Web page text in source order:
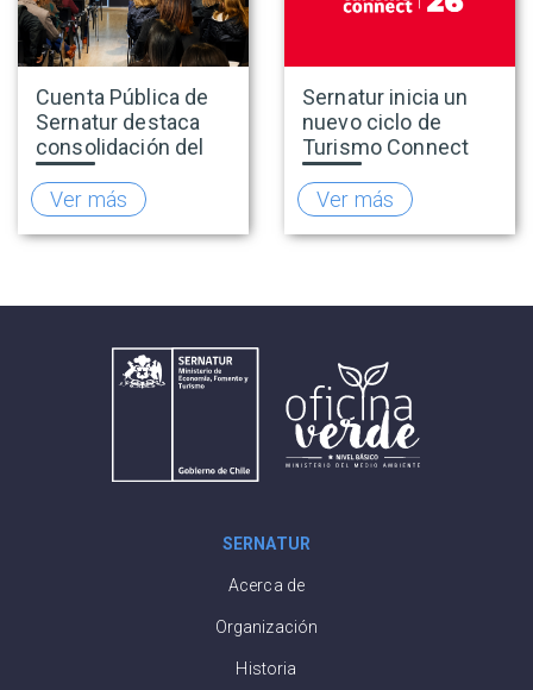
Cuenta Pública de
Sernatur destaca
consolidación del
turismo en 2025 y
presenta hoja de
ruta para fortalecer
la competitividad
Ver más
Sernatur inicia un
nuevo ciclo de
Turismo Connect
para fortalecer la
inteligencia de
mercado de la
industria turística
Ver más
SERNATUR
Acerca de
Organización
Historia